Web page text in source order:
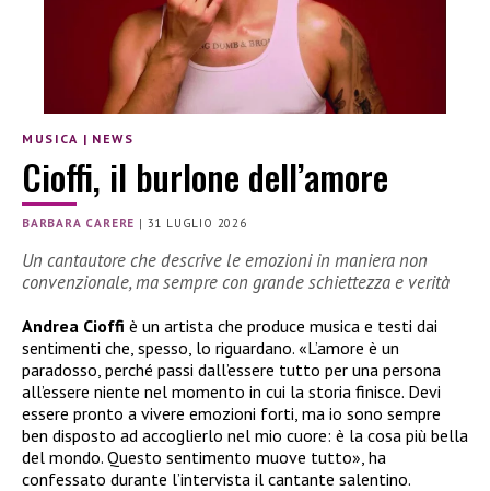
MUSICA | NEWS
Cioffi, il burlone dell’amore
BARBARA CARERE | 31 LUGLIO 2026
Un cantautore che descrive le emozioni in maniera non
convenzionale, ma sempre con grande schiettezza e verità
Andrea Cioffi è un artista che produce musica e testi dai
sentimenti che, spesso, lo riguardano. «L’amore è un
paradosso, perché passi dall’essere tutto per una persona
all’essere niente nel momento in cui la storia finisce. Devi
essere pronto a vivere emozioni forti, ma io sono sempre
ben disposto ad accoglierlo nel mio cuore: è la cosa più bella
del mondo. Questo sentimento muove tutto», ha
confessato durante l’intervista il cantante salentino.